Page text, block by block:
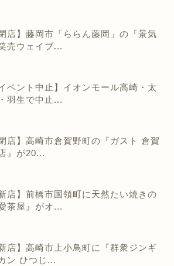
閉店】藤岡市「ららん藤岡」の『景気
売ウェイブ...
イベント中止】イオンモール高崎・太
羽生で中止...
閉店】高崎市倉賀野町の『ガスト 倉賀
』が20...
新店】前橋市国領町に天然たい焼きの
愛茶屋』がオ...
新店】高崎市上小鳥町に『群衆ジンギ
ン ひつじ...